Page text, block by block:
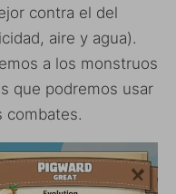
contra el del
aire y agua).
a los monstruos
que podremos usar
combates.